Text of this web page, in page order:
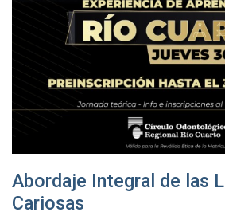
Abordaje Integral de las
Cariosas